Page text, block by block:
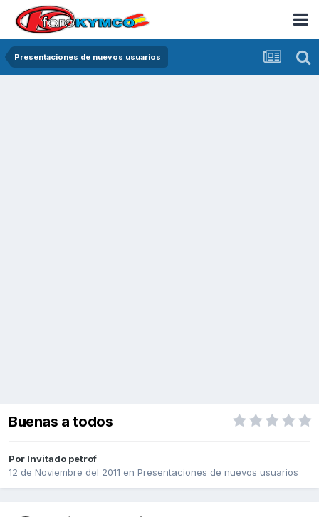
Presentaciones de nuevos usuarios
Buenas a todos
Por Invitado petrof
12 de Noviembre del 2011 en Presentaciones de nuevos usuarios